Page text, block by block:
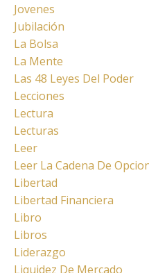
Jovenes
Jubilación
La Bolsa
La Mente
Las 48 Leyes Del Poder
Lecciones
Lectura
Lecturas
Leer
Leer La Cadena De
Libertad
Libertad Financiera
Libro
Libros
Liderazgo
Liquidez De Mercado